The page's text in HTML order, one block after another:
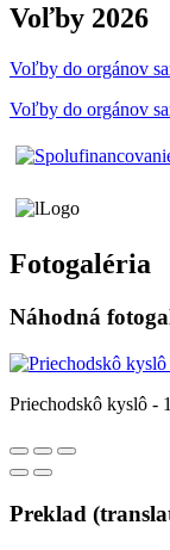
Voľby 2026
Voľby do orgánov
Voľby do orgánov
Fotogaléria
Náhodná
Priechodskô kyslô -
Preklad